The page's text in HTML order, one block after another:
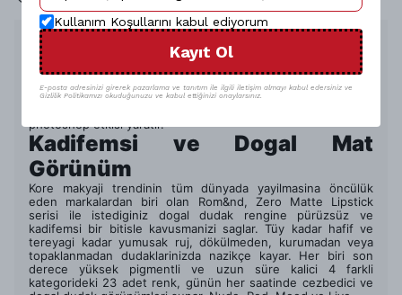
Ürün Açıklaması
Uzun süre kalici, güçlü etki.
Rom&nd’in en çok satan Zero Matte Lipstick serisi, dört
kategori altinda 23 farkli renk seçenegi, kolay uygulanan ve
photoshop etkisi yaratir.
Kadifemsi ve Dogal Mat
Görünüm
Kore makyaji trendinin tüm dünyada yayilmasina öncülük
eden markalardan biri olan Rom&nd, Zero Matte Lipstick
serisi ile istediginiz dogal dudak rengine pürüzsüz ve
kadifemsi bir bitisle kavusmanizi saglar. Tüy kadar hafif ve
tereyagi kadar yumusak ruj, dökülmeden, kurumadan veya
topaklanmadan dudaklarinizda nazikçe kayar. Her biri son
derece yüksek pigmentli ve uzun süre kalici 4 farkli
kategorideki 23 adet renk, günün her saatinde cezbedici ve
Kullanım Koşullarını kabul ediyorum
Kayıt Ol
E-posta adresinizi girerek pazarlama ve tanıtım ile ilgili iletişim almayı kabul edersiniz ve
Gizlilik Politikamızı okuduğunuzu ve kabul ettiğinizi onaylarsınız.